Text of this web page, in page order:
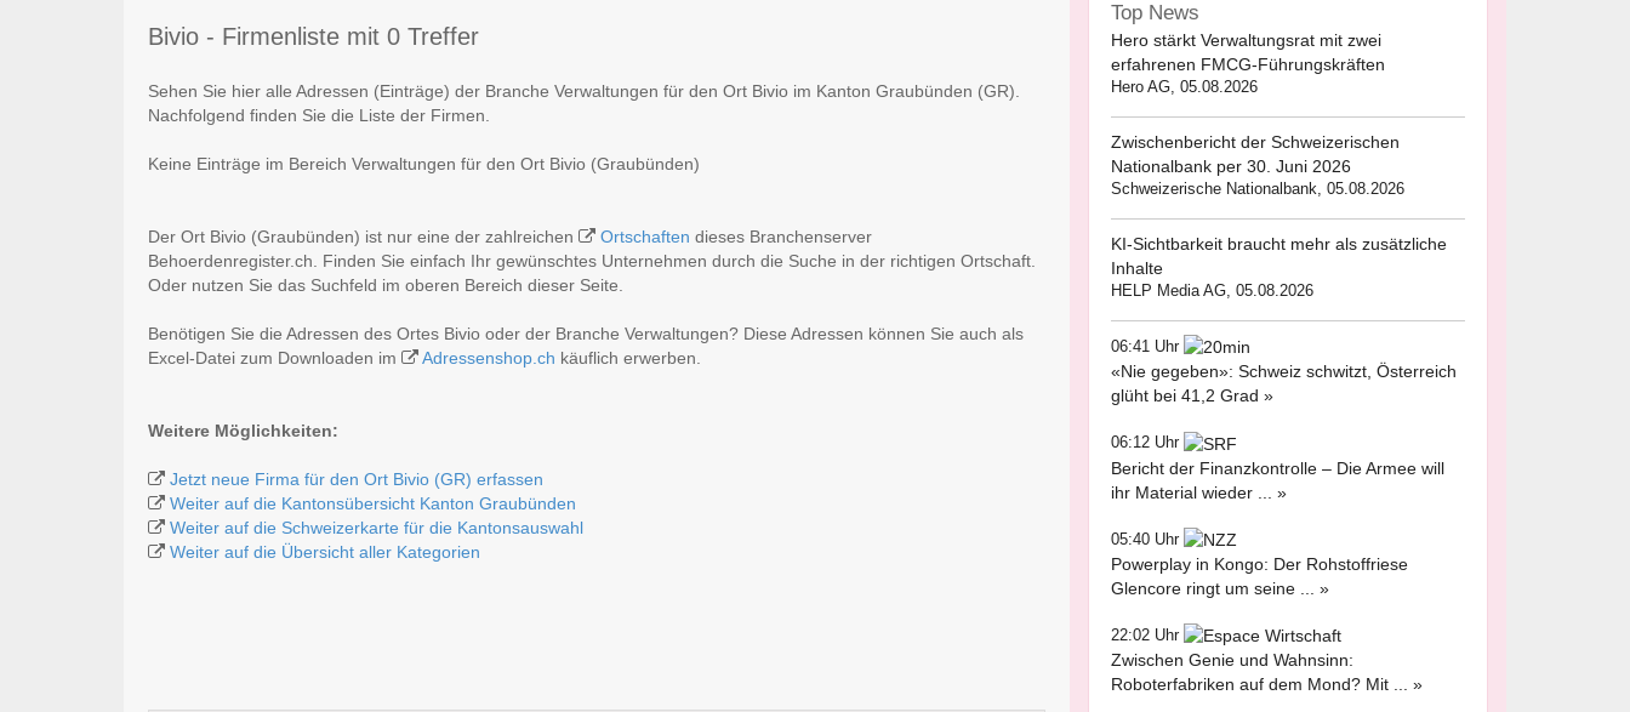
Bivio - Firmenliste mit 0 Treffer
Sehen Sie hier alle Adressen (Einträge) der Branche Verwaltungen für den Ort Bivio im Kanton Graubünden (GR).
Nachfolgend finden Sie die Liste der Firmen.
Keine Einträge im Bereich Verwaltungen für den Ort Bivio (Graubünden)
Der Ort Bivio (Graubünden) ist nur eine der zahlreichen Ortschaften dieses Branchenserver
Behoerdenregister.ch. Finden Sie einfach Ihr gewünschtes Unternehmen durch die Suche in der richtigen Ortschaft.
Oder nutzen Sie das Suchfeld im oberen Bereich dieser Seite.
Benötigen Sie die Adressen des Ortes Bivio oder der Branche Verwaltungen? Diese Adressen können Sie auch als
Excel-Datei zum Downloaden im
Adressenshop.ch käuflich erwerben.
Weitere Möglichkeiten:
Jetzt neue Firma für den Ort Bivio (GR) erfassen
Weiter auf die Kantonsübersicht Kanton Graubünden
Weiter auf die Schweizerkarte für die Kantonsauswahl
Weiter auf die Übersicht aller Kategorien
Top News
Hero stärkt Verwaltungsrat mit zwei
erfahrenen FMCG-Führungskräften
Hero AG, 05.08.2026
Zwischenbericht der Schweizerischen
Nationalbank per 30. Juni 2026
Schweizerische Nationalbank, 05.08.2026
KI-Sichtbarkeit braucht mehr als zusätzliche
Inhalte
HELP Media AG, 05.08.2026
06:41 Uhr
«Nie gegeben»: Schweiz schwitzt, Österreich
glüht bei 41,2 Grad »
06:12 Uhr
Bericht der Finanzkontrolle – Die Armee will
ihr Material wieder ... »
05:40 Uhr
Powerplay in Kongo: Der Rohstoffriese
Glencore ringt um seine ... »
22:02 Uhr
Zwischen Genie und Wahnsinn:
Roboterfabriken auf dem Mond? Mit ... »